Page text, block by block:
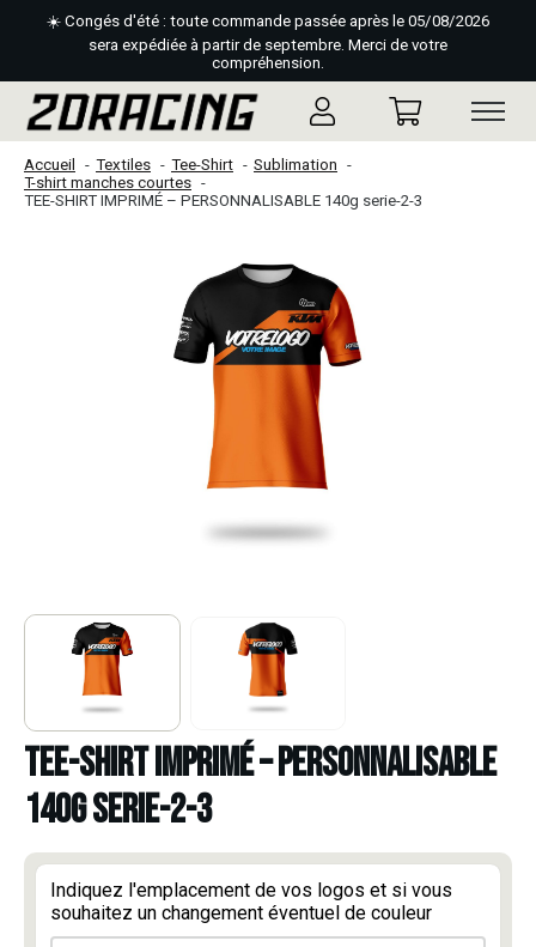
☀️ Congés d'été : toute commande passée après le 05/08/2026
sera expédiée à partir de septembre. Merci de votre
compréhension.
Accueil Textiles Tee-Shirt
Sublimation
T-shirt manches courtes
TEE-SHIRT IMPRIMÉ – PERSONNALISABLE 140g serie-2-3
TEE-SHIRT IMPRIMÉ – PERSONNALISABLE
140g serie-2-3
Indiquez l'emplacement de vos logos et si vous
souhaitez un changement éventuel de couleur